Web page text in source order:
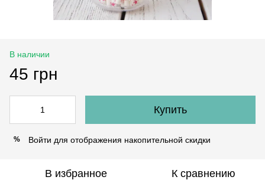
В наличии
45 грн
Купить
% Войти для отображения накопительной скидки
В избранное К сравнению